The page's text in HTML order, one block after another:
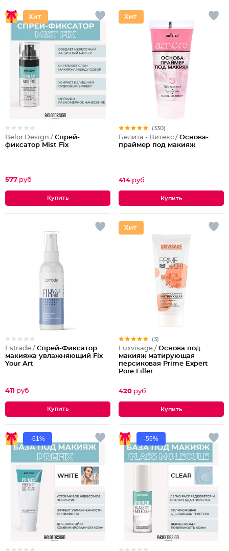
Belor Design / Спрей-
фиксатор Mist Fix
577 руб
(330)
Белита - Витекс / Основа-
праймер под макияж
414 руб
Estrade / Спрей-Фиксатор
макияжа увлажняющий Fix
Your Art
411 руб
(3)
Luxvisage / Основа под
макияж матирующая
персиковая Prime Expert
Pore Filler
420 руб
-61% -59%